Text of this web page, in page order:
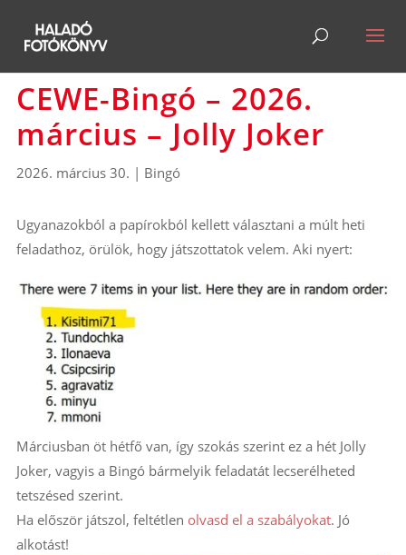
CEWE-Bingó – 2026.
március – Jolly Joker
2026. március 30. | Bingó
Ugyanazokból a papírokból kellett választani a múlt heti
feladathoz, örülök, hogy játszottatok velem. Aki nyert:
Márciusban öt hétfő van, így szokás szerint ez a hét Jolly
Joker, vagyis a Bingó bármelyik feladatát lecserélheted
tetszésed szerint.
Ha először játszol, feltétlen olvasd el a szabályokat. Jó
alkotást!